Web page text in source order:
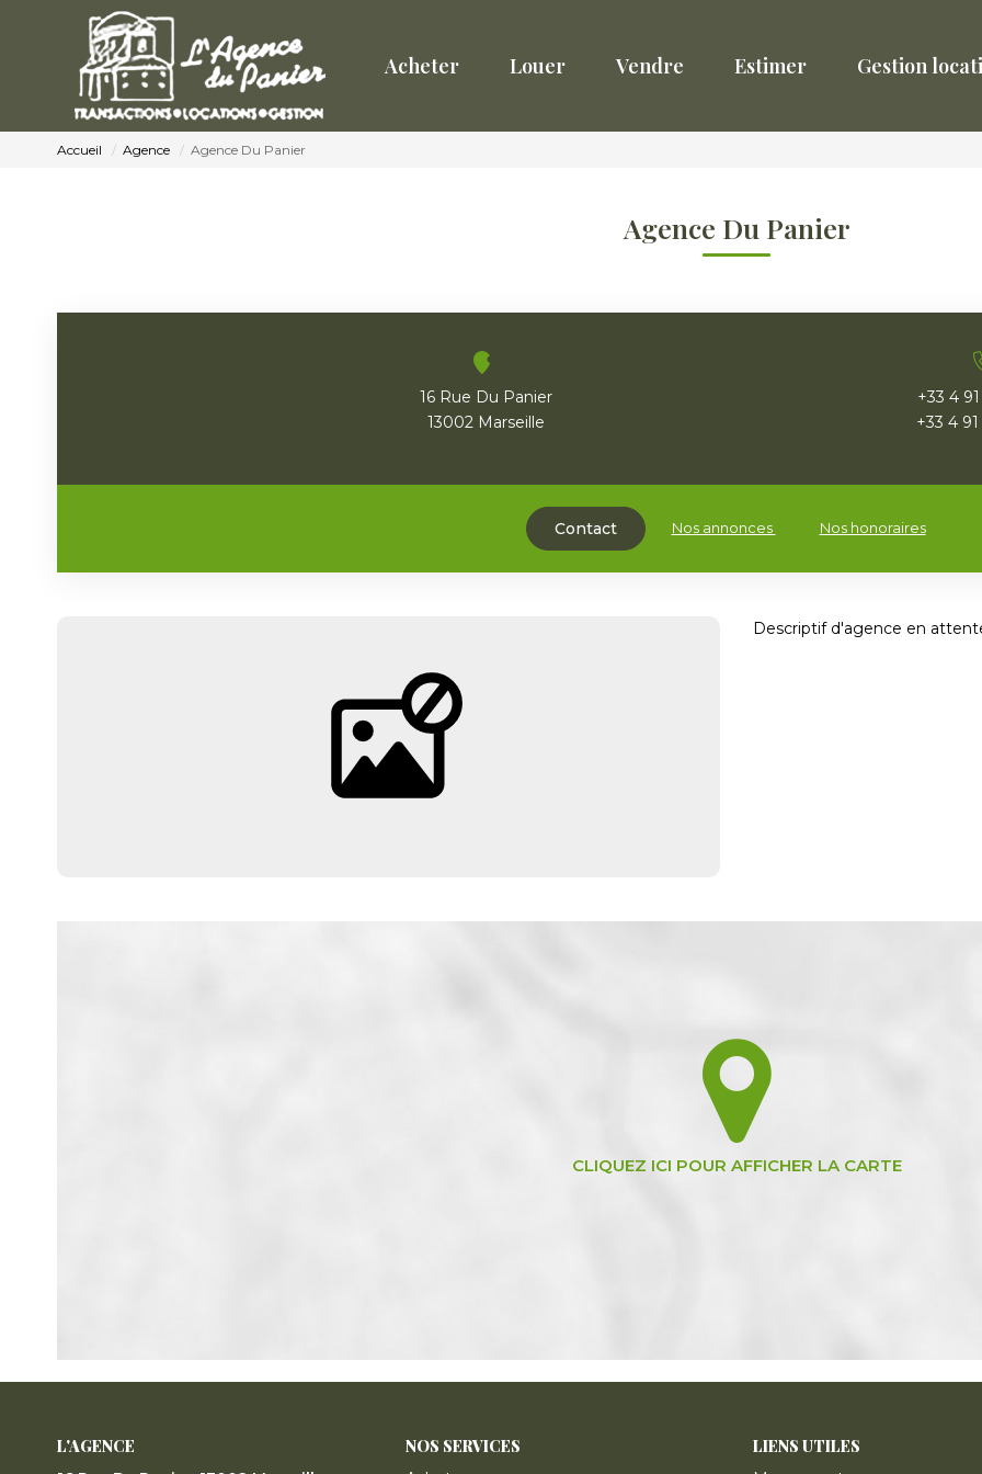
Acheter Louer Vendre Estimer Gestion
Accueil Agence Agence Du Panier
Agence Du Panier
16 Rue Du Panier
13002 Marseille
+33 4
+33 4
Contact Nos annonces Nos honoraires
Descriptif d'agence en
L'AGENCE NOS SERVICES LIENS UTILES